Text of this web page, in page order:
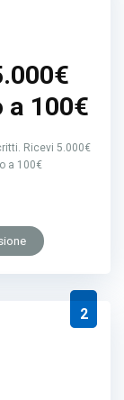
a 100€
Ricevi 5.000€
a 100€
2